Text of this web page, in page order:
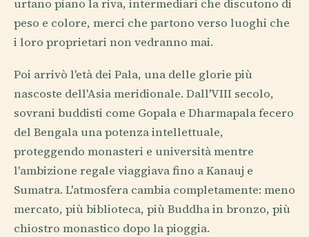
urtano piano la riva, intermediari che discutono di
peso e colore, merci che partono verso luoghi che
i loro proprietari non vedranno mai.
Poi arrivò l'età dei Pala, una delle glorie più
nascoste dell'Asia meridionale. Dall'VIII secolo,
sovrani buddisti come Gopala e Dharmapala fecero
del Bengala una potenza intellettuale,
proteggendo monasteri e università mentre
l'ambizione regale viaggiava fino a Kanauj e
Sumatra. L'atmosfera cambia completamente: meno
mercato, più biblioteca, più Buddha in bronzo, più
chiostro monastico dopo la pioggia.